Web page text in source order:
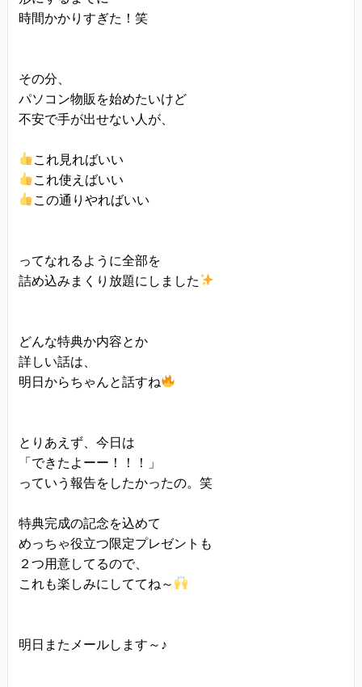
時間かかりすぎた！笑
その分、
パソコン物販を始めたいけど
不安で手が出せない人が、
これ見ればいい
これ使えばいい
この通りやればいい
ってなれるように全部を
詰め込みまくり放題にしました
どんな特典か内容とか
詳しい話は、
明日からちゃんと話すね
とりあえず、今日は
「できたよーー！！！」
っていう報告をしたかったの。笑
特典完成の記念を込めて
めっちゃ役立つ限定プレゼントも
２つ用意してるので、
これも楽しみにしててね～
明日またメールします～♪